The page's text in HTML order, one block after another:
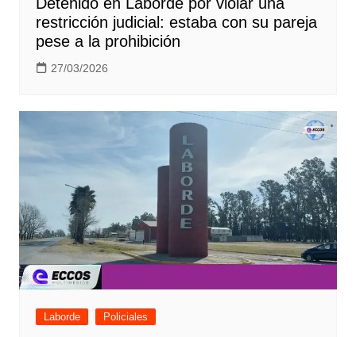
restricción judicial: estaba con su pareja
pese a la prohibición
27/03/2026
Laborde Policiales